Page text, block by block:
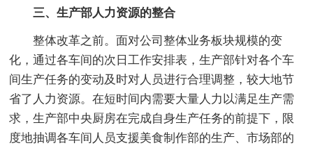
三、生产部人力资源的整合
整体改革之前。面对公司整体业务板块规模的变
化，通过各车间的次日工作安排表，生产部针对各个车
间生产任务的变动及时对人员进行合理调整，较大地节
省了人力资源。在短时间内需要大量人力以满足生产需
求，生产部中央厨房在完成自身生产任务的前提下，限
度地抽调各车间人员支援美食制作部的生产、市场部的